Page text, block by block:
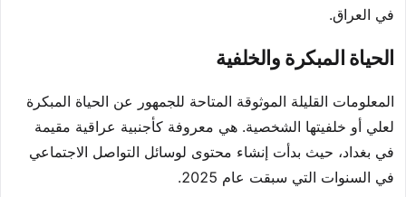
في العراق.
الحياة المبكرة والخلفية
المعلومات القليلة الموثوقة المتاحة للجمهور عن الحياة المبكرة
لعلي أو خلفيتها الشخصية. هي معروفة كأجنبية عراقية مقيمة
في بغداد، حيث بدأت إنشاء محتوى لوسائل التواصل الاجتماعي
في السنوات التي سبقت عام 2025.